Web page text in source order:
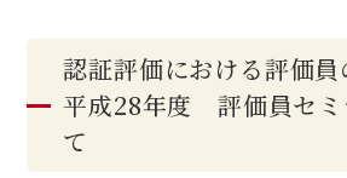
認証評価における評価
平成28年度 評価員セミ
て